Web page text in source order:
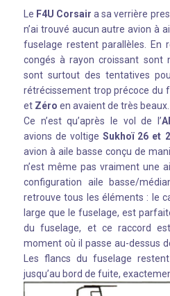
Le F4U Corsair a sa verrière
n’ai trouvé aucun autre avion à
fuselage restent parallèles. En
congés à rayon croissant sont
sont surtout des tentatives
rétrécissement trop précoce du
et Zéro en avaient de très beaux.
Ce n’est qu’après le vol de l’
avions de voltigeSukhoï 26 et
avion à aile basse conçu de
n’est même pas vraiment une
configuration aile basse/
retrouve tous les éléments : le
large que le fuselage, est
du fuselage, et ce raccord
moment où il passe au-dessus
Les flancs du fuselage
jusqu’au bord de fuite,